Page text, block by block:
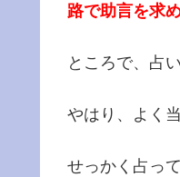
路で助言を求
ところで、占
やはり、よく
せっかく占っ